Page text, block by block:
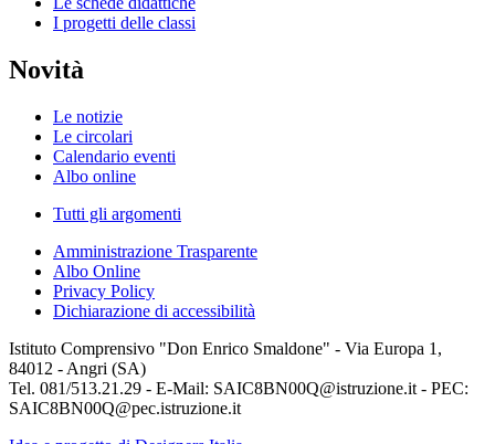
I progetti delle classi
Novità
Le notizie
Le circolari
Calendario eventi
Albo online
Tutti gli argomenti
Amministrazione Trasparente
Albo Online
Privacy Policy
Dichiarazione di accessibilità
Istituto Comprensivo "Don Enrico Smaldone" - Via Europa 1,
84012 - Angri (SA)
Tel. 081/513.21.29 - E-Mail: SAIC8BN00Q@istruzione.it - PEC:
SAIC8BN00Q@pec.istruzione.it